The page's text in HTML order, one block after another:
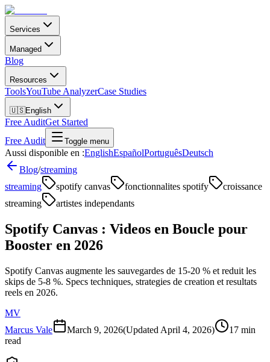
Services
Managed
Blog
Resources
ToolsYouTube AnalyzerCase Studies
🇺🇸English
Free AuditGet Started
Free Audit
Toggle menu
Aussi disponible en :EnglishEspañolPortuguêsDeutsch
Blog/streaming
streaming
spotify canvas fonctionnalites spotify
croissance
streaming
artistes independants
Spotify Canvas : Videos en Boucle pour
Booster en 2026
Spotify Canvas augmente les sauvegardes de 15-20 % et reduit les
skips de 5-8 %. Specs techniques, strategies de creation et resultats
reels en 2026.
MV
Marcus Vale
March 9, 2026(Updated April 4, 2026)
17 min
read